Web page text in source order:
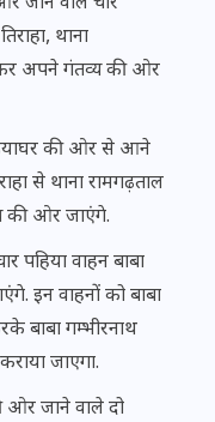
थाना
अपने गंतव्य की ओर
की ओर से आने
से थाना रामगढ़ताल
की ओर जाएंगे.
पहिया वाहन बाबा
इन वाहनों को बाबा
बाबा गम्भीरनाथ
जाएगा.
ओर जाने वाले दो